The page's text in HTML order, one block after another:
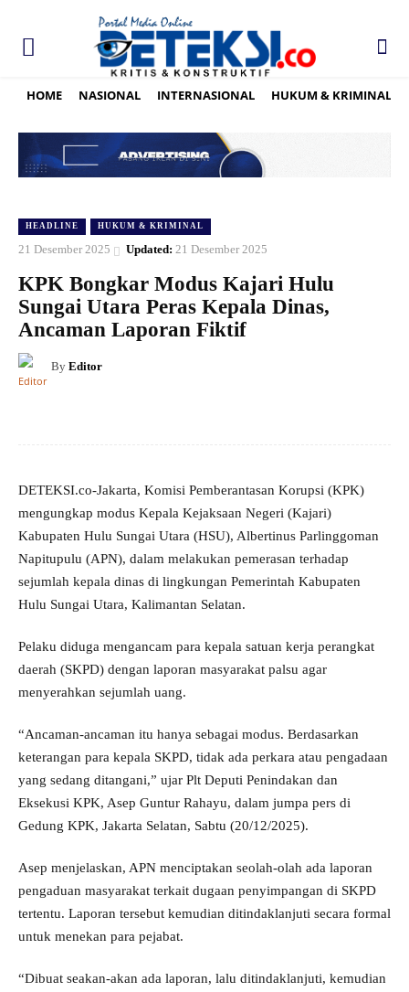
HOME NASIONAL INTERNASIONAL HUKUM & KRIMINAL
HEADLINE HUKUM & KRIMINAL
21 Desember 2025 Updated: 21 Desember 2025
KPK Bongkar Modus Kajari Hulu
Sungai Utara Peras Kepala Dinas,
Ancaman Laporan Fiktif
By Editor
DETEKSI.co-Jakarta, Komisi Pemberantasan Korupsi (KPK)
mengungkap modus Kepala Kejaksaan Negeri (Kajari)
Kabupaten Hulu Sungai Utara (HSU), Albertinus Parlinggoman
Napitupulu (APN), dalam melakukan pemerasan terhadap
sejumlah kepala dinas di lingkungan Pemerintah Kabupaten
Hulu Sungai Utara, Kalimantan Selatan.
Pelaku diduga mengancam para kepala satuan kerja perangkat
daerah (SKPD) dengan laporan masyarakat palsu agar
menyerahkan sejumlah uang.
“Ancaman-ancaman itu hanya sebagai modus. Berdasarkan
keterangan para kepala SKPD, tidak ada perkara atau pengadaan
yang sedang ditangani,” ujar Plt Deputi Penindakan dan
Eksekusi KPK, Asep Guntur Rahayu, dalam jumpa pers di
Gedung KPK, Jakarta Selatan, Sabtu (20/12/2025).
Asep menjelaskan, APN menciptakan seolah-olah ada laporan
pengaduan masyarakat terkait dugaan penyimpangan di SKPD
tertentu. Laporan tersebut kemudian ditindaklanjuti secara formal
untuk menekan para pejabat.
“Dibuat seakan-akan ada laporan, lalu ditindaklanjuti, kemudian